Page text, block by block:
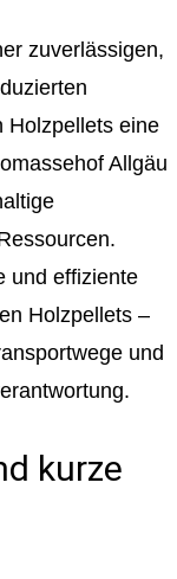
zuverlässigen,
Holzpellets eine
Allgäu
und effiziente
Holzpellets –
und
kurze